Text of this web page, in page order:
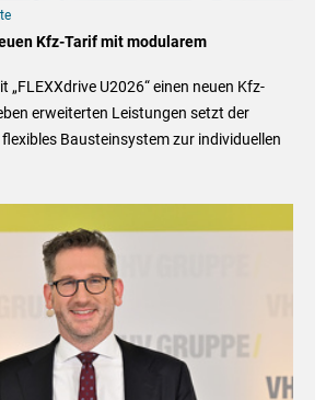
Kfz-Tarif mit modularem
„FLEXXdrive U2026“ einen neuen Kfz-
erweiterten Leistungen setzt der
Bausteinsystem zur individuellen